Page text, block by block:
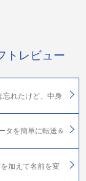
トレビュー
忘れたけど、中身
タを簡単に転送＆
加えて名前を変